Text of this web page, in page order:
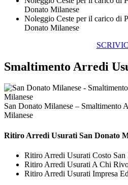
Donato Milanese
Noleggio Ceste per il carico di
Donato Milanese
Smaltimento Arredi
San Donato Milanese – Smaltimento
Milanese
Ritiro Arredi Usurati San Donato
Ritiro Arredi Usurati Costo San
Ritiro Arredi Usurati A Chi
Ritiro Arredi Usurati Impresa